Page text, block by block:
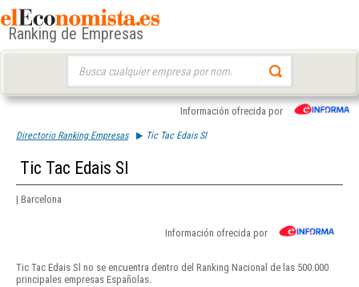
Ranking de Empresas
Información ofrecida por
Directorio Ranking Empresas Tic Tac Edais Sl
Tic Tac Edais Sl
| Barcelona
Información ofrecida por
Tic Tac Edais Sl no se encuentra dentro del Ranking Nacional de las 500.000
principales empresas Españolas.